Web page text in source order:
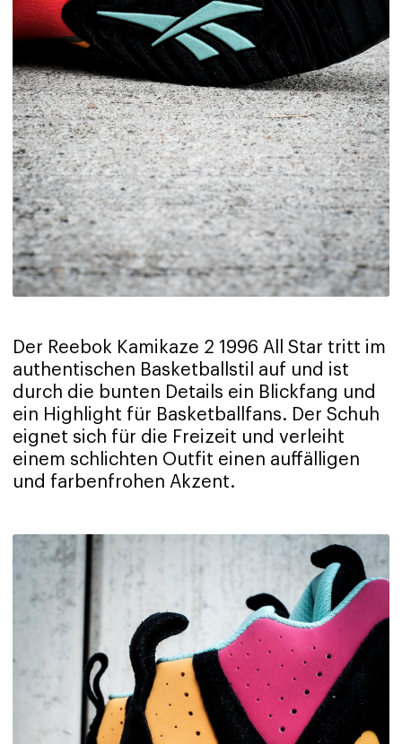
Der Reebok Kamikaze 2 1996 All Star tritt im
authentischen Basketballstil auf und ist
durch die bunten Details ein Blickfang und
ein Highlight für Basketballfans. Der Schuh
eignet sich für die Freizeit und verleiht
einem schlichten Outfit einen auffälligen
und farbenfrohen Akzent.